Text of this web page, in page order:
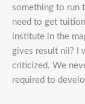
something to run
need to get
institute in the
gives result nil? I
criticized. We
required to